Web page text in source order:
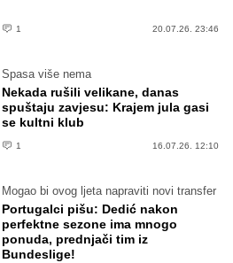
1 20.07.26. 23:46
Spasa više nema
Nekada rušili velikane, danas
spuštaju zavjesu: Krajem jula gasi
se kultni klub
1 16.07.26. 12:10
Mogao bi ovog ljeta napraviti novi transfer
Portugalci pišu: Dedić nakon
perfektne sezone ima mnogo
ponuda, prednjači tim iz
Bundeslige!